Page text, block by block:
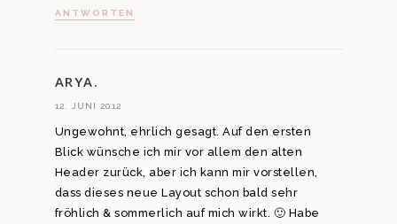
ANTWORTEN
ARYA.
12. JUNI 2012
Ungewohnt, ehrlich gesagt. Auf den ersten
Blick wünsche ich mir vor allem den alten
Header zurück, aber ich kann mir vorstellen,
dass dieses neue Layout schon bald sehr
fröhlich & sommerlich auf mich wirkt. 🙂 Habe